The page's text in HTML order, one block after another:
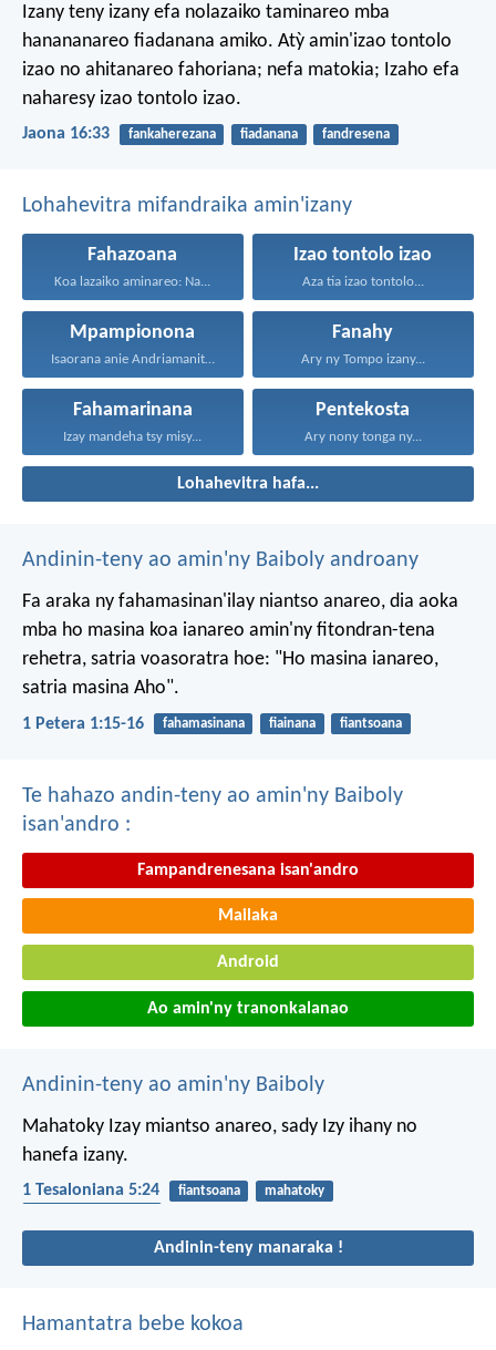
Izany teny izany efa nolazaiko taminareo mba
hanananareo fiadanana amiko. Atỳ amin'izao tontolo
izao no ahitanareo fahoriana; nefa matokia; Izaho efa
naharesy izao tontolo izao.
Jaona 16:33 fankaherezana fiadanana fandresena
Lohahevitra mifandraika amin'izany
Fahazoana
Koa lazaiko aminareo: Na...
Izao tontolo izao
Aza tia izao tontolo...
Mpampionona
Isaorana anie Andriamanitra, Rain'i...
Fanahy
Ary ny Tompo izany...
Fahamarinana
Izay mandeha tsy misy...
Pentekosta
Ary nony tonga ny...
Lohahevitra hafa...
Andinin-teny ao amin'ny Baiboly androany
Fa araka ny fahamasinan'ilay niantso anareo, dia aoka
mba ho masina koa ianareo amin'ny fitondran-tena
rehetra, satria voasoratra hoe: "Ho masina ianareo,
satria masina Aho".
1 Petera 1:15-16 fahamasinana fiainana fiantsoana
Te hahazo andin-teny ao amin'ny Baiboly
isan'andro :
Fampandrenesana isan'andro
Mailaka
Android
Ao amin'ny tranonkalanao
Andinin-teny ao amin'ny Baiboly
Mahatoky Izay miantso anareo, sady Izy ihany no
hanefa izany.
1 Tesaloniana 5:24 fiantsoana
mahatoky
Andinin-teny manaraka !
Hamantatra bebe kokoa